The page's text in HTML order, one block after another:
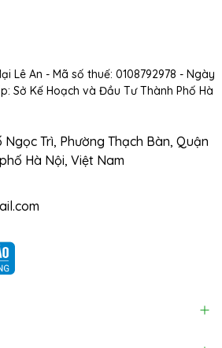
Lê An - Mã số thuế: 0108792978 - Ngày
Sở Kế Hoạch và Đầu Tư Thành Phố Hà
Ngọc Trì, Phường Thạch Bàn, Quận
Hà Nội, Việt Nam